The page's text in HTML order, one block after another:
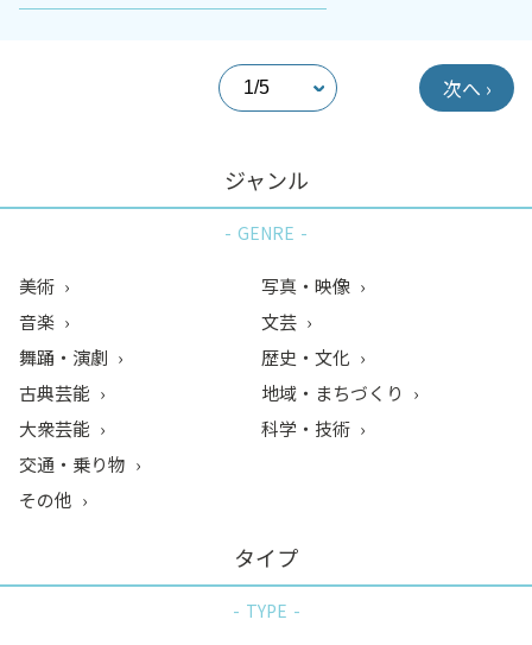
次へ ›
ジャンル
GENRE
美術
音楽
舞踊・演劇
古典芸能
大衆芸能
写真・映像
文芸
歴史・文化
地域・まちづくり
科学・技術
交通・乗り物
その他
タイプ
TYPE